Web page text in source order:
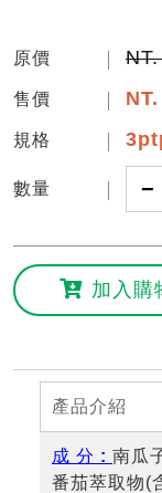
原價
售價 NT.
規格
數量 −
加入購
產品介紹
成 分 : 南瓜
番茄萃取物(